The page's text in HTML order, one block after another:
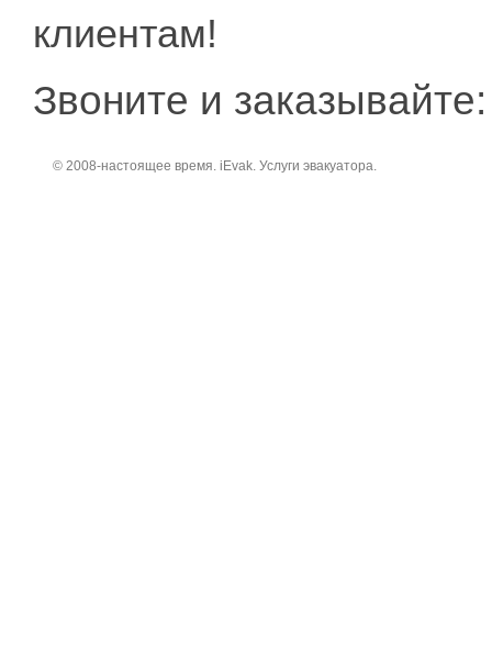
клиентам!
Звоните и
© 2008-настоящее время. iEvak. Услуги эвакуатора.